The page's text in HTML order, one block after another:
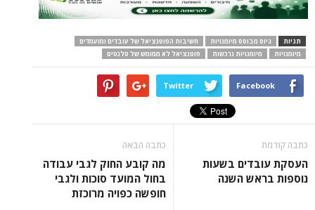
תגיות גיוס מבוסס מיומנויות
חשיבות הפוטנציאל של עובדים ומועמדים
מיומנויות
מיומנויות נרכשות פוטנציאל לא ממומש של טלנטים
Facebook
Twitter
כתבה קודמת
העסקת עובדים בשעות
נוספות בראש השנה
כתבה הבאה
מה קובע החוק לגבי עבודה
בחול המועד סוכות ולגבי
חופשה כפויה מרוכזת